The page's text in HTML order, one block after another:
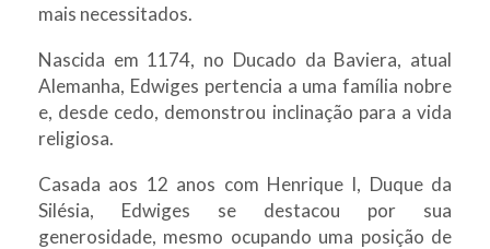
mais necessitados.
Nascida em 1174, no Ducado da Baviera, atual
Alemanha, Edwiges pertencia a uma família nobre
e, desde cedo, demonstrou inclinação para a vida
religiosa.
Casada aos 12 anos com Henrique I, Duque da
Silésia, Edwiges se destacou por sua
generosidade, mesmo ocupando uma posição de